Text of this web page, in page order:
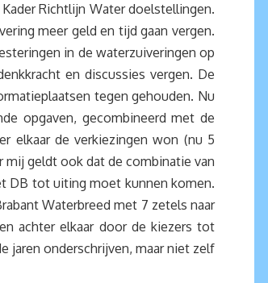
Richtlijn Water doelstellingen.
meer geld en tijd gaan vergen.
in de waterzuiveringen op
en discussies vergen. De
tegen gehouden. Nu
opgaven, gecombineerd met de
elkaar de verkiezingen won (nu 5
mij geldt ook dat de combinatie van
DB tot uiting moet kunnen komen.
Waterbreed met 7 zetels naar
achter elkaar door de kiezers tot
jaren onderschrijven, maar niet zelf